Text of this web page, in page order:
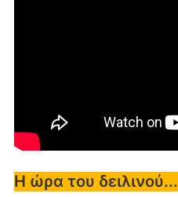
Η ώρα του δειλινού...